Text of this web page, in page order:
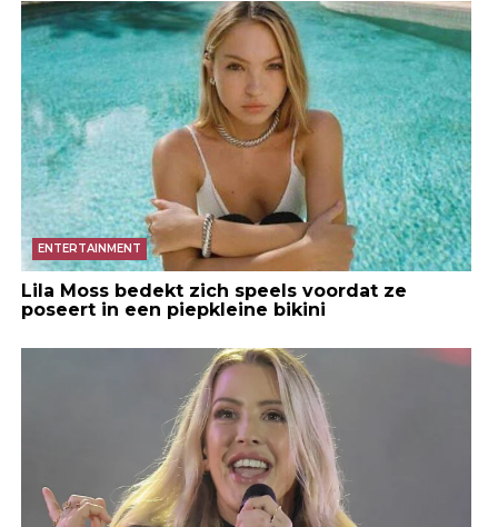
ENTERTAINMENT
Lila Moss bedekt zich speels voordat ze
poseert in een piepkleine bikini